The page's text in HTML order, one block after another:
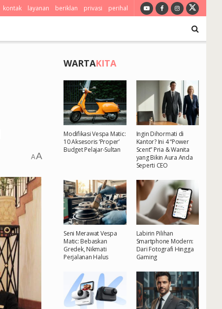
kontak layanan beriklan privasi perihal
AA
WARTAKITA
Modifikasi Vespa Matic:
10 Aksesoris ‘Proper’
Budget Pelajar-Sultan
Ingin Dihormati di
Kantor? Ini 4 “Power
Scent” Pria & Wanita
yang Bikin Aura Anda
Seperti CEO
Seni Merawat Vespa
Matic: Bebaskan
Gredek, Nikmati
Perjalanan Halus
Labirin Pilihan
Smartphone Modern:
Dari Fotografi Hingga
Gaming